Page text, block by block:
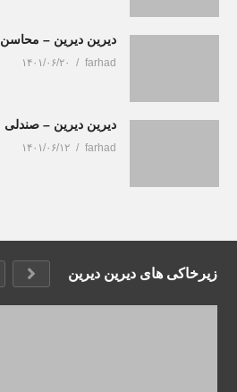
دیرین دیرین – محاسن
farhad ۱۴۰۱/۰۶/۲۰
دیرین دیرین – صندلی
farhad ۱۴۰۱/۰۶/۱۲
زیرخاکی های دیرین دیرین